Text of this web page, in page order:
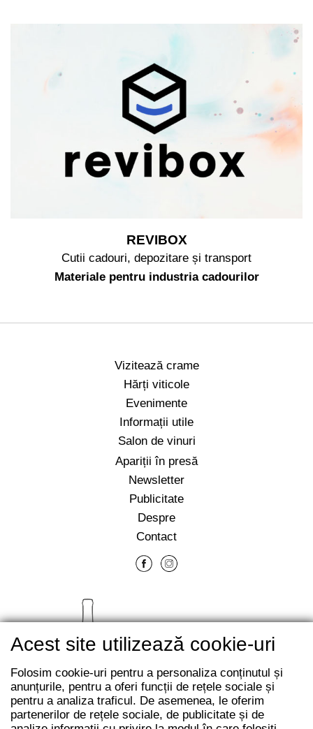
REVIBOX
Cutii cadouri, depozitare și transport
Materiale pentru industria cadourilor
Vizitează crame
Hărți viticole
Evenimente
Informații utile
Salon de vinuri
Apariții în presă
Newsletter
Publicitate
Despre
Contact
Acest site utilizează cookie-uri
Folosim cookie-uri pentru a personaliza conținutul și
anunțurile, pentru a oferi funcții de rețele sociale și
pentru a analiza traficul. De asemenea, le oferim
partenerilor de rețele sociale, de publicitate și de